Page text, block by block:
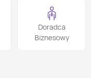
Doradca
Biznesowy